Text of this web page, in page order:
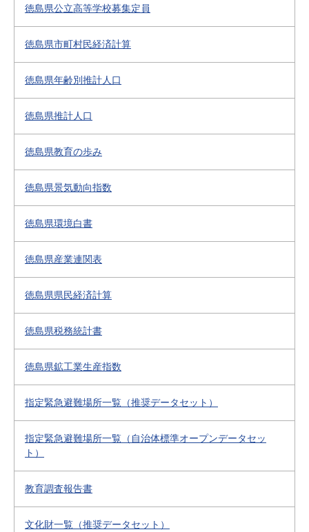
徳島県公立高等学校募集定員
徳島県市町村民経済計算
徳島県年齢別推計人口
徳島県推計人口
徳島県教育の歩み
徳島県景気動向指数
徳島県環境白書
徳島県産業連関表
徳島県県民経済計算
徳島県税務統計書
徳島県鉱工業生産指数
指定緊急避難場所一覧（推奨データセット）
指定緊急避難場所一覧（自治体標準オープンデータセッ
ト）
教育調査報告書
文化財一覧（推奨データセット）